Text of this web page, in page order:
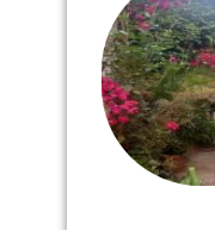
Porcentaje
de
aceptación
50%